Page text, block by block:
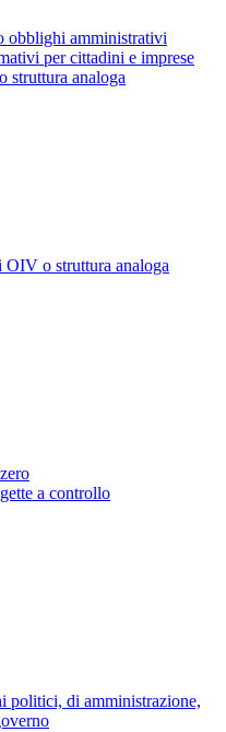
obblighi amministrativi
per cittadini e imprese
struttura analoga
OIV o struttura analoga
a controllo
politici, di amministrazione,